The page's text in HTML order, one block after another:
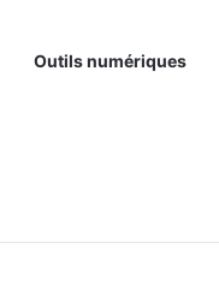
Outils numériques